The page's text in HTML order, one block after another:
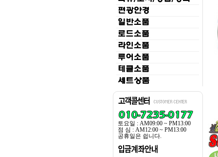
토요일 : AM09:00 ~ PM13:00
점 심 : AM12:00 ~ PM13:00
공휴일은 쉽니다.